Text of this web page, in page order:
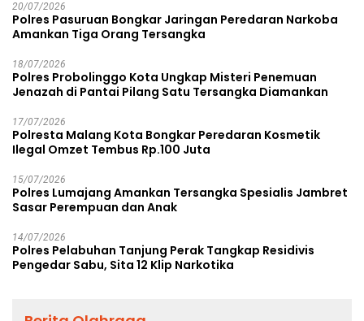
20/07/2026
Polres Pasuruan Bongkar Jaringan Peredaran Narkoba
Amankan Tiga Orang Tersangka
18/07/2026
Polres Probolinggo Kota Ungkap Misteri Penemuan
Jenazah di Pantai Pilang Satu Tersangka Diamankan
17/07/2026
Polresta Malang Kota Bongkar Peredaran Kosmetik
Ilegal Omzet Tembus Rp.100 Juta
15/07/2026
Polres Lumajang Amankan Tersangka Spesialis Jambret
Sasar Perempuan dan Anak
14/07/2026
Polres Pelabuhan Tanjung Perak Tangkap Residivis
Pengedar Sabu, Sita 12 Klip Narkotika